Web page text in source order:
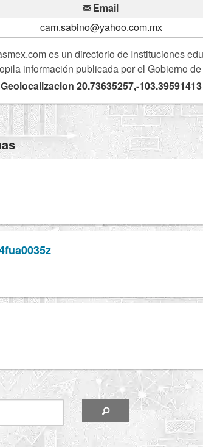
Email
cam.sabino@yahoo.com.mx
es un directorio de Instituciones
información publicada por el Gobierno
Geolocalizacion 20.73635257,-103.39591413